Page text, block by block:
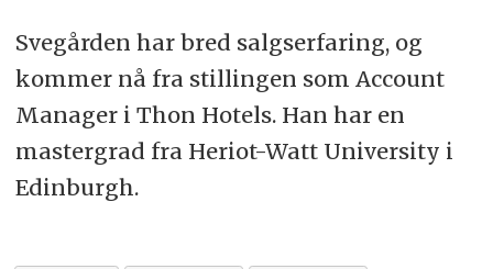
Svegården har bred salgserfaring, og
kommer nå fra stillingen som Account
Manager i Thon Hotels. Han har en
mastergrad fra Heriot-Watt University i
Edinburgh.